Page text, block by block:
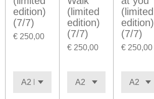
edition)
(7/7)
€ 250,00
(limited
edition)
(7/7)
€ 250,00
(limited
edition)
(7/7)
€ 250,00